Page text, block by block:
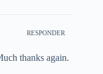
RESPONDER
thanks again.